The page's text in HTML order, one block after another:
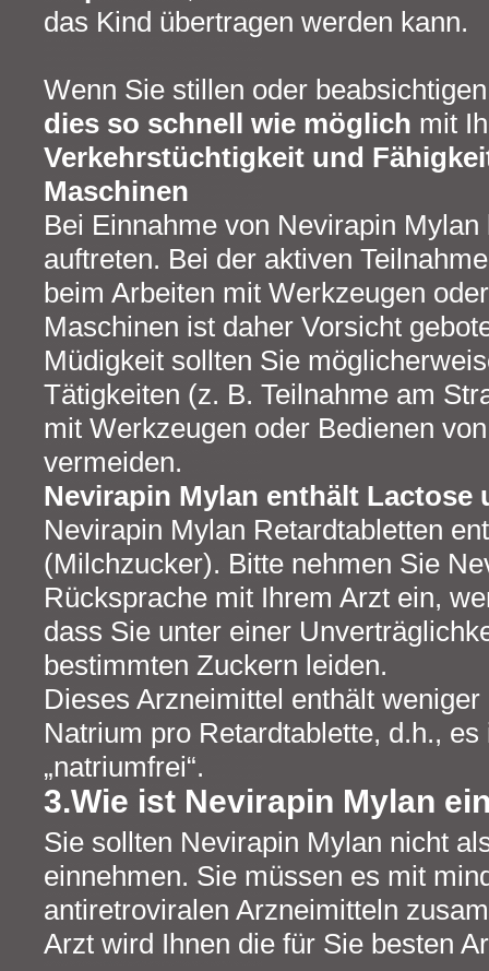
das Kind übertragen werden kann.
Wenn Sie stillen oder
dies so schnell wie möglich mit
Verkehrstüchtigkeit und
Maschinen
Bei Einnahme von Nevirapin
auftreten. Bei der aktiven
beim Arbeiten mit Werkzeugen
Maschinen ist daher Vorsicht
Müdigkeit sollten Sie
Tätigkeiten (z. B. Teilnahme am
mit Werkzeugen oder Bedienen
vermeiden.
Nevirapin Mylan enthält Lactose
Nevirapin Mylan Retardtabletten
(Milchzucker). Bitte nehmen Sie
Rücksprache mit Ihrem Arzt ein,
dass Sie unter einer
bestimmten Zuckern leiden.
Dieses Arzneimittel enthält
Natrium pro Retardtablette, d.h., es
„natriumfrei“.
3.Wie ist Nevirapin Mylan
Sie sollten Nevirapin Mylan nicht
einnehmen. Sie müssen es mit
antiretroviralen Arzneimitteln
Arzt wird Ihnen die für Sie besten